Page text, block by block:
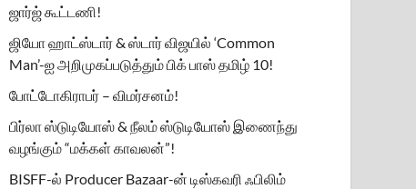
ஜார்ஜ் கூட்டணி!
ஜியோ ஹாட்ஸ்டார் & ஸ்டார் விஜயில் ‘Common
Man’-ஐ அறிமுகப்படுத்தும் பிக் பாஸ் தமிழ் 10!
போட்டோகிராபர் – விமர்சனம்!
பிர்லா ஸ்டுடியோஸ் & நீலம் ஸ்டுடியோஸ் இணைந்து
வழங்கும் “மக்கள் காவலன்”!
BISFF-ல் Producer Bazaar-ன் டிஸ்கவரி ஃபிலிம்